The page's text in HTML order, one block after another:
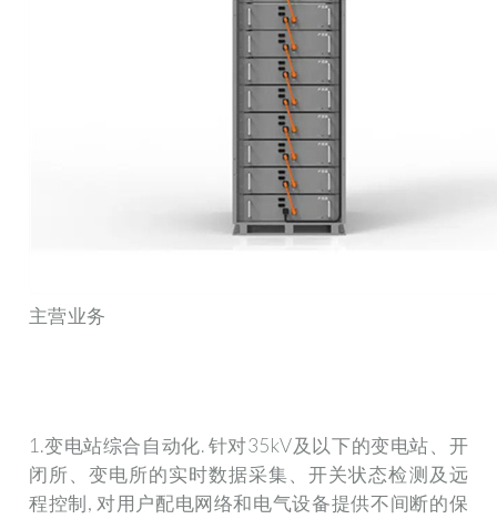
主营业务
1.变电站综合自动化. 针对35kV及以下的变电站、开
闭所、变电所的实时数据采集、开关状态检测及远
程控制, 对用户配电网络和电气设备提供不间断的保